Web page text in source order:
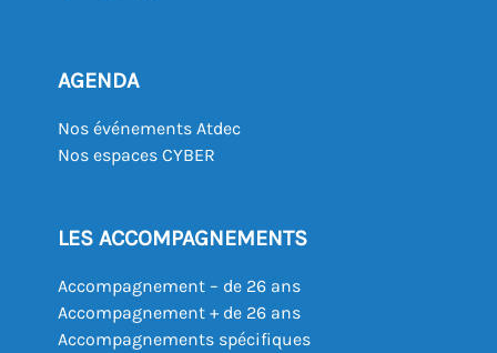
AGENDA
Nos événements Atdec
Nos espaces CYBER
LES ACCOMPAGNEMENTS
Accompagnement – de 26 ans
Accompagnement + de 26 ans
Accompagnements spécifiques